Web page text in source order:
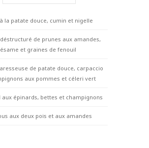
la patate douce, cumin et nigelle
de prunes aux amandes,
et graines de fenouil
de patate douce, carpaccio
aux pommes et céleri vert
aux épinards, bettes et champignons
aux deux pois et aux amandes